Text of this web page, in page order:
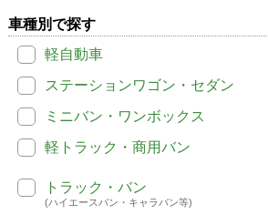
車種別で探す
軽自動車
ステーションワゴン・セダン
ミニバン・ワンボックス
軽トラック・商用バン
トラック・バン
(ハイエースバン・キャラバン等)